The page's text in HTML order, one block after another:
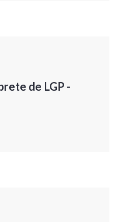
de LGP -